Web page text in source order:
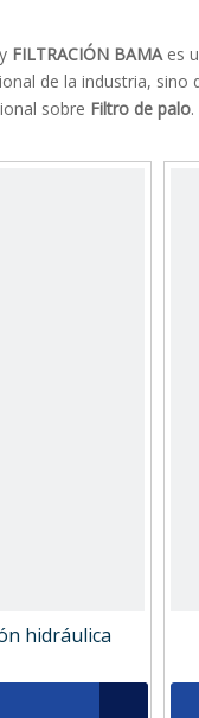
FILTRACIÓN BAMAes
de la industria,
sobre Filtro de palo
hidráulica